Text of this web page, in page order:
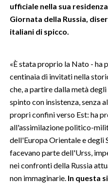
#CARAUNIONE
INSULARITÀ
INFO AZIENDE
ANNUNCI
NECROLOGI
PUBBLICITÀ
SPIAGGE
ufficiale nella sua
Giornata della Russia,
italiani di spicco.
«È stata proprio la Nato - ha
centinaia di invitati nella
che, a partire dalla metà
spinto con insistenza, senza
propri confini verso Est: ha
all'assimilazione politico-
dell'Europa Orientale e degli
facevano parte dell'Urss,
nei confronti della Russia
non immaginarie. In questa